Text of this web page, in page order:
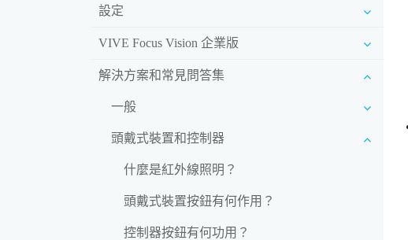
設定
VIVE Focus Vision 企業版
解決方案和常見問答集
一般
頭戴式裝置和控制器
什麼是紅外線照明？
頭戴式裝置按鈕有何作用？
控制器按鈕有何功用？